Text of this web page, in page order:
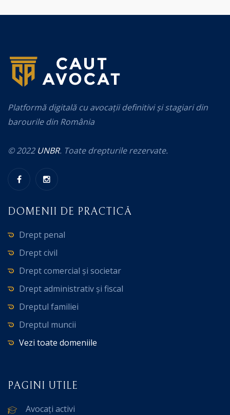
Platformă digitală cu avocații definitivi și stagiari din
barourile din România
© 2022 UNBR. Toate drepturile rezervate.
DOMENII DE PRACTICĂ
Drept penal
Drept civil
Drept comercial și societar
Drept administrativ și fiscal
Dreptul familiei
Dreptul muncii
Vezi toate domeniile
PAGINI UTILE
Avocați activi